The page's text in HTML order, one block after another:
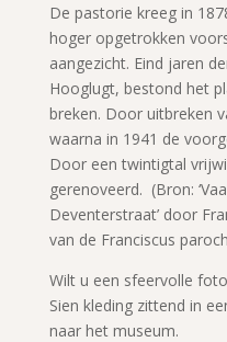
De pastorie kreeg in
hoger opgetrokken
aangezicht. Eind jaren
Hooglugt, bestond het
breken. Door uitbreken
waarna in 1941 de
Door een twintigtal
gerenoveerd. (Bron:
Deventerstraat’ door
van de Franciscus
Wilt u een sfeervolle
Sien kleding zittend in
naar het museum.